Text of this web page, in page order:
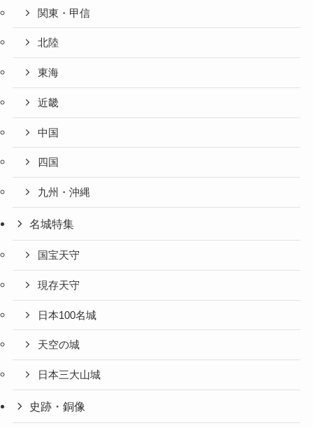
関東・甲信
北陸
東海
近畿
中国
四国
九州・沖縄
名城特集
国宝天守
現存天守
日本100名城
天空の城
日本三大山城
史跡・銅像